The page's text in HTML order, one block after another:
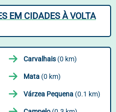
EM CIDADES À VOLTA
Carvalhais (0 km)
Mata (0 km)
Várzea Pequena (0.1 km)